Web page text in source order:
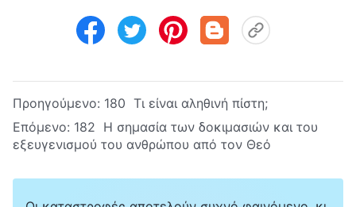
Προηγούμενο: 180 Τι είναι αληθινή πίστη;
Επόμενο: 182 Η σημασία των δοκιμασιών και του
εξευγενισμού του ανθρώπου από τον Θεό